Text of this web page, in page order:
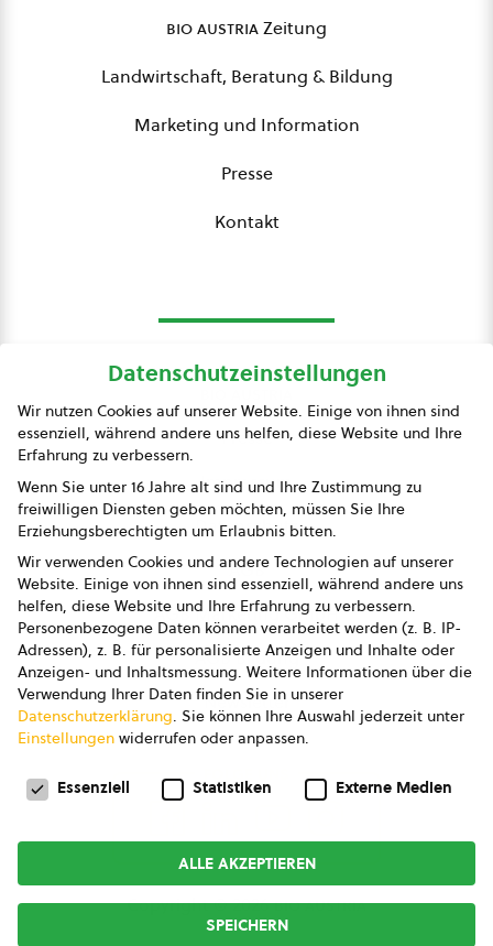
bio austriaZeitung
Landwirtschaft, Beratung & Bildung
Marketing und Information
Presse
Kontakt
Presse
Impressum
Datenschutz
AGB
AGB Marketing GmbH
AGB Bildung
Newsletter
Copyright © 2026bio austria
Datenschutzeinstellungen
Wir nutzen Cookies auf unserer Website. Einige von ihnen sind
essenziell, während andere uns helfen, diese Website und Ihre
Erfahrung zu verbessern.
Wenn Sie unter 16 Jahre alt sind und Ihre Zustimmung zu
freiwilligen Diensten geben möchten, müssen Sie Ihre
Erziehungsberechtigten um Erlaubnis bitten.
Wir verwenden Cookies und andere Technologien auf unserer
Website. Einige von ihnen sind essenziell, während andere uns
helfen, diese Website und Ihre Erfahrung zu verbessern.
Personenbezogene Daten können verarbeitet werden (z. B. IP-
Adressen), z. B. für personalisierte Anzeigen und Inhalte oder
Anzeigen- und Inhaltsmessung. Weitere Informationen über die
Verwendung Ihrer Daten finden Sie in unserer
Datenschutzerklärung. Sie können Ihre Auswahl jederzeit unter
Einstellungen widerrufen oder anpassen.
Datenschutzeinstellungen
Essenziell Statistiken Externe Medien
ALLE AKZEPTIEREN
SPEICHERN